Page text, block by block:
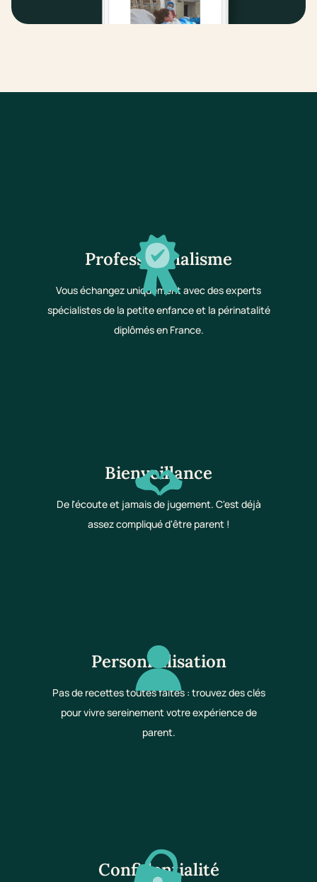
Professionnalisme
Vous échangez uniquement avec des experts
spécialistes de la petite enfance et la périnatalité
diplômés en France.
Bienveillance
De l'écoute et jamais de jugement. C'est déjà
assez compliqué d'être parent !
Personnalisation
Pas de recettes toutes faites : trouvez des clés
pour vivre sereinement votre expérience de
parent.
Confidentialité